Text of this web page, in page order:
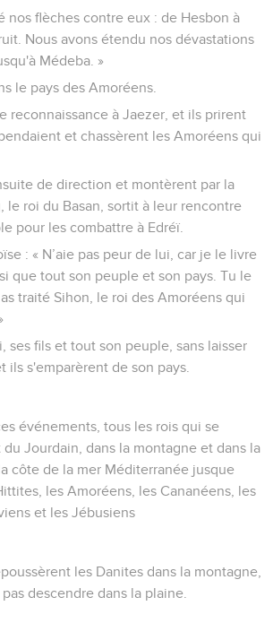
nos flèches contre eux : de Hesbon à
Nous avons étendu nos dévastations
Médeba. »
le pays des Amoréens.
reconnaissance à Jaezer, et ils prirent
et chassèrent les Amoréens qui
de direction et montèrent par la
le roi du Basan, sortit à leur rencontre
pour les combattre à Edréï.
: « N’aie pas peur de lui, car je le livre
que tout son peuple et son pays. Tu le
traité Sihon, le roi des Amoréens qui
ses fils et tout son peuple, sans laisser
ils s'emparèrent de son pays.
événements, tous les rois qui se
du Jourdain, dans la montagne et dans la
côte de la mer Méditerranée jusque
les Amoréens, les Cananéens, les
et les Jébusiens
les Danites dans la montagne,
descendre dans la plaine.